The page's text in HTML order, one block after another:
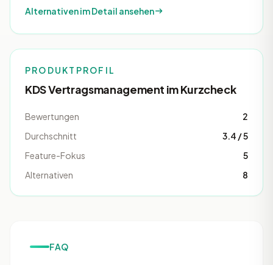
Alternativen im Detail ansehen
PRODUKTPROFIL
KDS Vertragsmanagement im Kurzcheck
Bewertungen
2
Durchschnitt
3.4 / 5
Feature-Fokus
5
Alternativen
8
FAQ